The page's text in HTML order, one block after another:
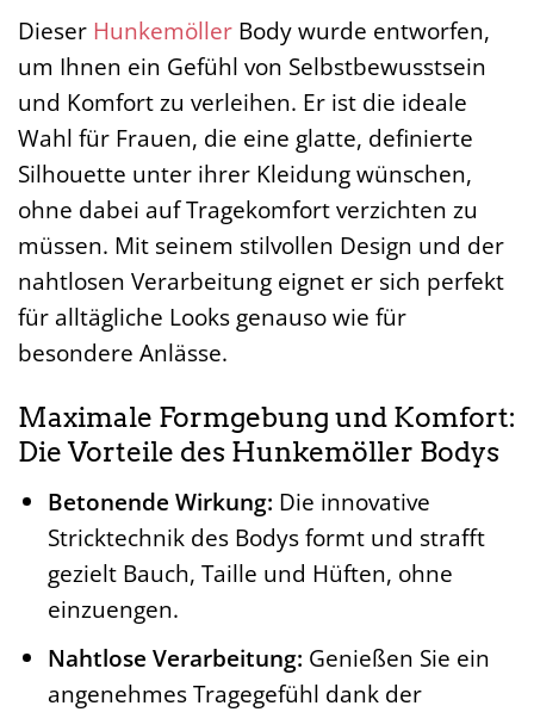
Dieser Hunkemöller Body wurde entworfen,
um Ihnen ein Gefühl von Selbstbewusstsein
und Komfort zu verleihen. Er ist die ideale
Wahl für Frauen, die eine glatte, definierte
Silhouette unter ihrer Kleidung wünschen,
ohne dabei auf Tragekomfort verzichten zu
müssen. Mit seinem stilvollen Design und der
nahtlosen Verarbeitung eignet er sich perfekt
für alltägliche Looks genauso wie für
besondere Anlässe.
Maximale Formgebung und Komfort:
Die Vorteile des Hunkemöller Bodys
Betonende Wirkung: Die innovative
Stricktechnik des Bodys formt und strafft
gezielt Bauch, Taille und Hüften, ohne
einzuengen.
Nahtlose Verarbeitung: Genießen Sie ein
angenehmes Tragegefühl dank der